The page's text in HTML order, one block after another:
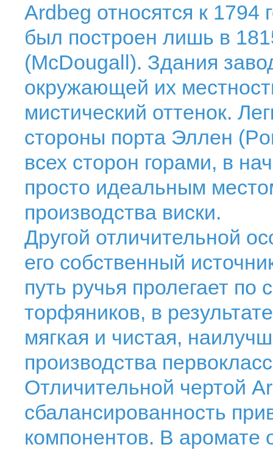
Ardbeg относятся к 1794
был построен лишь в
(McDougall). Здания
окружающей их
мистический оттенок.
стороны порта Эллен
всех сторон горами, в
просто идеальным
производства виски.
Другой отличительной
его собственный
путь ручья пролегает
торфяников, в
мягкая и чистая,
производства
Отличительной чертой
сбалансированность
компонентов. В аромате